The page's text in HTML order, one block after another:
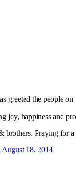
greeted the people
joy, happiness and
brothers. Praying for
August 18, 2014